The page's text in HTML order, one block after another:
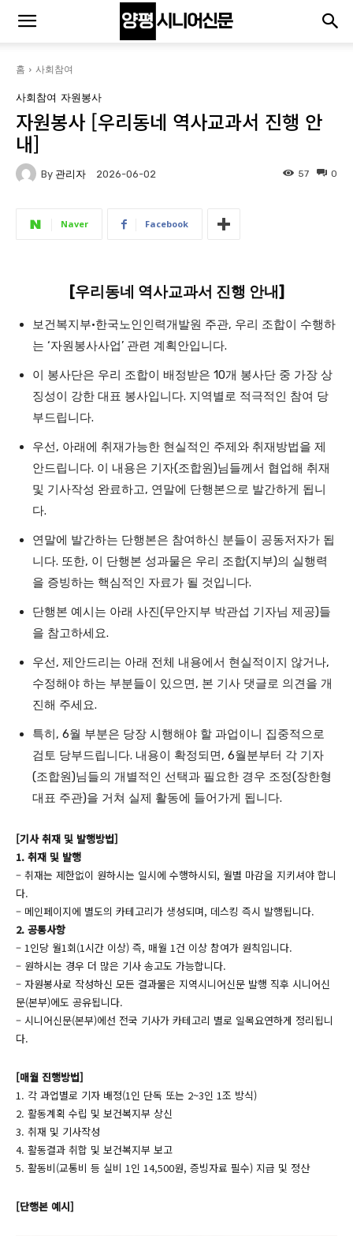
홈 사회참여
사회참여 자원봉사
자원봉사 [우리동네 역사교과서 진행 안
내]
By 관리자 2026-06-02 0
57
Naver Facebook
[우리동네 역사교과서 진행 안내]
보건복지부·한국노인인력개발원 주관, 우리 조합이 수행하
는 ‘자원봉사사업’ 관련 계획안입니다.
이 봉사단은 우리 조합이 배정받은 10개 봉사단 중 가장 상
징성이 강한 대표 봉사입니다. 지역별로 적극적인 참여 당
부드립니다.
우선, 아래에 취재가능한 현실적인 주제와 취재방법을 제
안드립니다. 이 내용은 기자(조합원)님들께서 협업해 취재
및 기사작성 완료하고, 연말에 단행본으로 발간하게 됩니
다.
연말에 발간하는 단행본은 참여하신 분들이 공동저자가 됩
니다. 또한, 이 단행본 성과물은 우리 조합(지부)의 실행력
을 증빙하는 핵심적인 자료가 될 것입니다.
단행본 예시는 아래 사진(무안지부 박관섭 기자님 제공)들
을 참고하세요.
우선, 제안드리는 아래 전체 내용에서 현실적이지 않거나,
수정해야 하는 부분들이 있으면, 본 기사 댓글로 의견을 개
진해 주세요.
특히, 6월 부분은 당장 시행해야 할 과업이니 집중적으로
검토 당부드립니다. 내용이 확정되면, 6월분부터 각 기자
(조합원)님들의 개별적인 선택과 필요한 경우 조정(장한형
대표 주관)을 거쳐 실제 활동에 들어가게 됩니다.
[기사 취재 및 발행방법]
1. 취재 및 발행
– 취재는 제한없이 원하시는 일시에 수행하시되, 월별 마감을 지키셔야 합니
다.
– 메인페이지에 별도의 카테고리가 생성되며, 데스킹 즉시 발행됩니다.
2. 공통사항
– 1인당 월1회(1시간 이상) 즉, 매월 1건 이상 참여가 원칙입니다.
– 원하시는 경우 더 많은 기사 송고도 가능합니다.
– 자원봉사로 작성하신 모든 결과물은 지역시니어신문 발행 직후 시니어신
문(본부)에도 공유됩니다.
– 시니어신문(본부)에선 전국 기사가 카테고리 별로 일목요연하게 정리됩니
다.
[매월 진행방법]
1. 각 과업별로 기자 배정(1인 단독 또는 2~3인 1조 방식)
2. 활동계획 수립 및 보건복지부 상신
3. 취재 및 기사작성
4. 활동결과 취합 및 보건복지부 보고
5. 활동비(교통비 등 실비 1인 14,500원, 증빙자료 필수) 지급 및 정산
[단행본 예시]